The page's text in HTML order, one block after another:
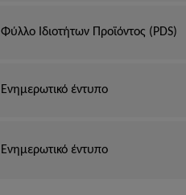
Φύλλο Ιδιοτήτων Προϊόντος (PDS)
Ενημερωτικό έντυπο
Ενημερωτικό έντυπο